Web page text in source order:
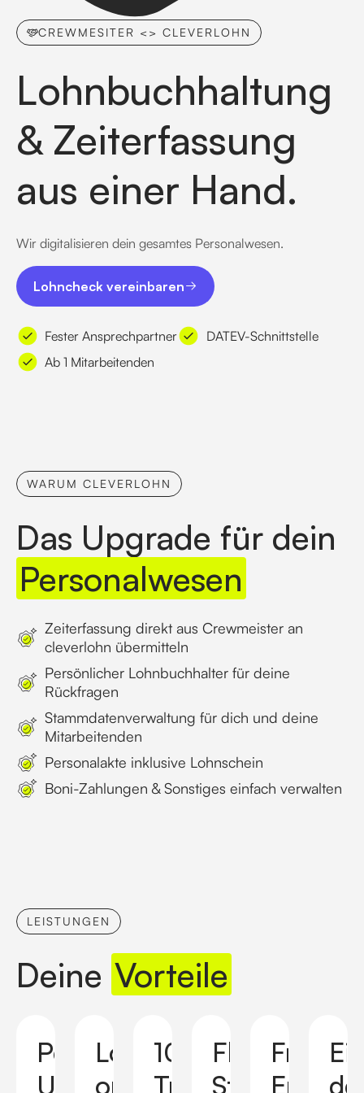
CREWMESITER <> CLEVERLOHN
Lohnbuchhaltung
& Zeiterfassung
aus einer Hand.
Wir digitalisieren dein gesamtes Personalwesen.
Lohncheck vereinbaren
Lohncheck vereinbaren
Fester Ansprechpartner
DATEV-Schnittstelle
Ab 1 Mitarbeitenden
WARUM CLEVERLOHN
Das Upgrade für dein
Personalwesen
Zeiterfassung direkt aus Crewmeister an
cleverlohn übermitteln
Persönlicher Lohnbuchhalter für deine
Rückfragen
Stammdatenverwaltung für dich und deine
Mitarbeitenden
Personalakte inklusive Lohnschein
Boni-Zahlungen & Sonstiges einfach verwalten
LEISTUNGEN
Deine Vorteile
Persönliche
Unterstützung
Lohnabrechnung
online
100%
Transparenz,
Flexible